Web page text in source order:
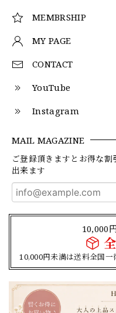
MEMBRSHIP
MY PAGE
CONTACT
YouTube
Instagram
MAIL MAGAZINE
ご登録頂きますとお得な
出来ます
10,000
10,000円未満は送料全国一